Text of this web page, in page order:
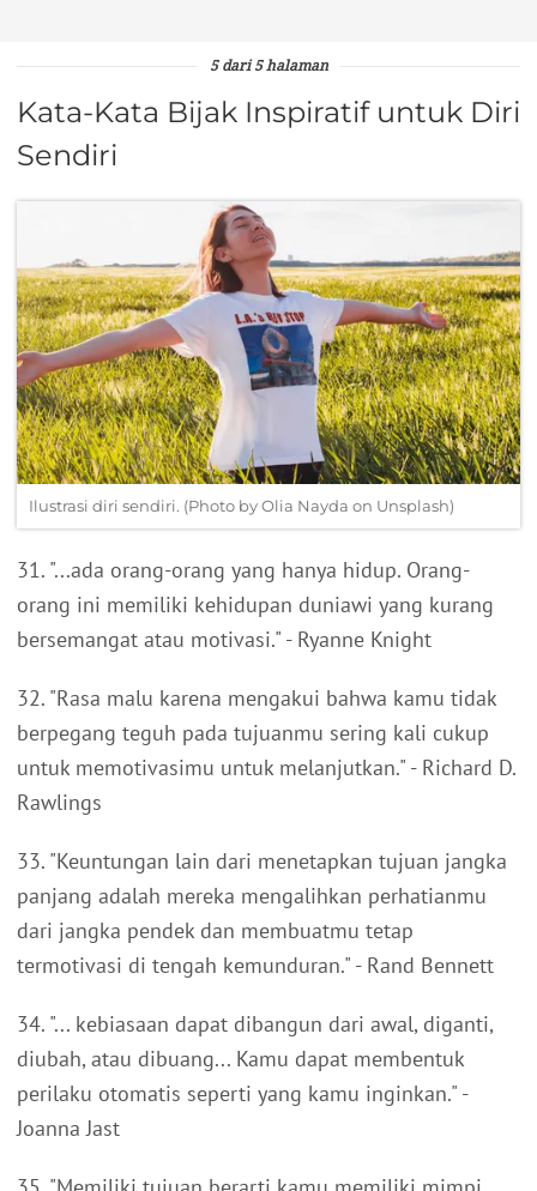
5 dari 5 halaman
Kata-Kata Bijak Inspiratif untuk Diri
Sendiri
Ilustrasi diri sendiri. (Photo by Olia Nayda on Unsplash)
31. "...ada orang-orang yang hanya hidup. Orang-
orang ini memiliki kehidupan duniawi yang kurang
bersemangat atau motivasi." - Ryanne Knight
32. "Rasa malu karena mengakui bahwa kamu tidak
berpegang teguh pada tujuanmu sering kali cukup
untuk memotivasimu untuk melanjutkan." - Richard D.
Rawlings
33. "Keuntungan lain dari menetapkan tujuan jangka
panjang adalah mereka mengalihkan perhatianmu
dari jangka pendek dan membuatmu tetap
termotivasi di tengah kemunduran." - Rand Bennett
34. "... kebiasaan dapat dibangun dari awal, diganti,
diubah, atau dibuang... Kamu dapat membentuk
perilaku otomatis seperti yang kamu inginkan." -
Joanna Jast